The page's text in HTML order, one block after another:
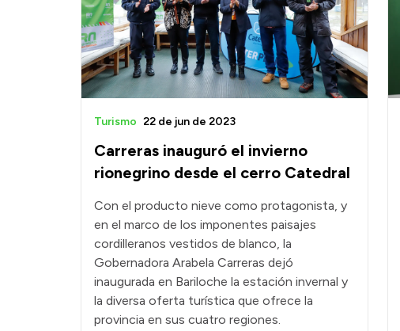
Carreras inauguró el invierno
rionegrino desde el cerro Catedral
Turismo 22 de jun de 2023
Con el producto nieve como protagonista, y
en el marco de los imponentes paisajes
cordilleranos vestidos de blanco, la
Gobernadora Arabela Carreras dejó
inaugurada en Bariloche la estación invernal y
la diversa oferta turística que ofrece la
provincia en sus cuatro regiones.